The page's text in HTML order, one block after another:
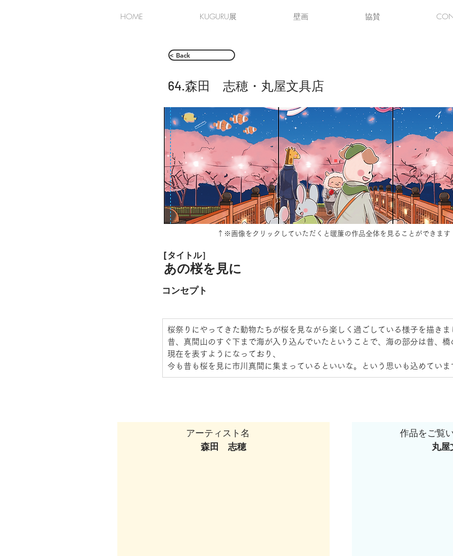
HOME KUGURU展 壁画 協賛
< Back
64.森田 志穂・丸屋⽂具店
↑※画像をクリックしていただくと暖簾の作品全体を見ることができます
[タイトル］
あの桜を見に
コンセプト
桜祭りにやってきた動物たちが桜を見ながら楽しく過ごしている様子を描きま
昔、真間山のすぐ下まで海が入り込んでいたということで、海の部分は昔、橋
現在を表すようになっており、
今も昔も桜を見に市川真間に集まっているといいな。という思いも込めていま
アーティスト名
森田　志穂
作品をご覧
丸屋